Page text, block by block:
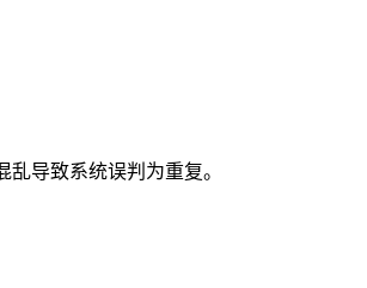
导致系统误判为重复。